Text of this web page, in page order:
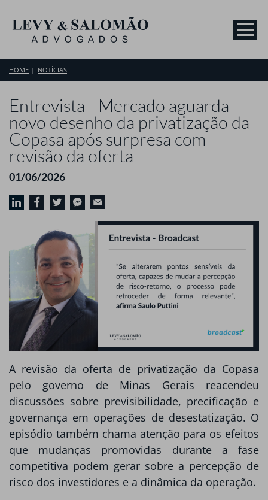
HOME NOTÍCIAS
Entrevista - Mercado aguarda
novo desenho da privatização da
Copasa após surpresa com
revisão da oferta
01/06/2026
A revisão da oferta de privatização da Copasa
pelo governo de Minas Gerais reacendeu
discussões sobre previsibilidade, precificação e
governança em operações de desestatização. O
episódio também chama atenção para os efeitos
que mudanças promovidas durante a fase
competitiva podem gerar sobre a percepção de
risco dos investidores e a dinâmica da operação.